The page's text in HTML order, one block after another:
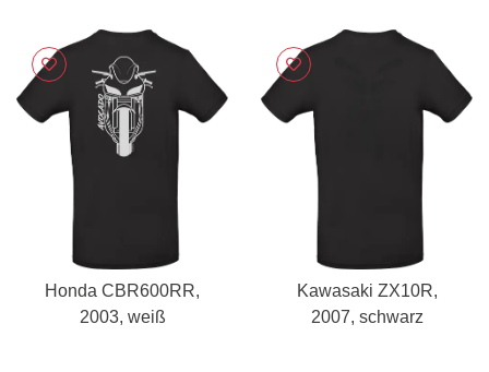
Honda CBR600RR,
2003, weiß
Kawasaki ZX10R,
2007, schwarz